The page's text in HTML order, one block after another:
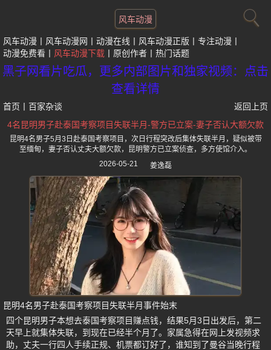
风车动漫
风车动漫 风车动漫网 动漫在线 风车动漫正版
专注动漫
动漫免费看
风车动漫下载 原创作者 热门话题
黑子网看片吃瓜，更多内部图片和独家视频：点击
查看详情
首页 百家杂谈
返回上页
4名昆明男子赴泰国考察项目失联半月-警方已立案-妻子否认大额欠款
昆明4名男子5月3日赴泰国考察项目，次日行程突改后集体失联半月，疑似被带
至缅甸，妻子否认丈夫大额欠款，昆明警方已立案侦查，多方使馆介入。
2026-05-21
姜逸磊
昆明4名男子赴泰国考察项目失联半月事件始末
四个昆明男子本想去泰国考察项目赚点钱，结果5月3日出发后，第二
天早上就集体失联，到现在已经半个月了。家属急得在网上发视频求
助，丈夫一行四人手续正规、机票都订好了，谁知到了曼谷当晚行程